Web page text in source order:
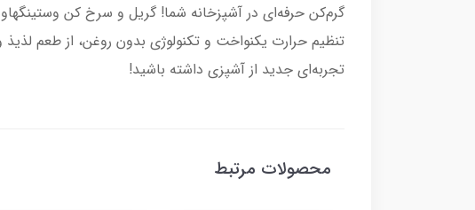
تنظیم حرارت یکنواخت و تکنولوژی بدون روغن، از طعم
تجربه‌ای جدید از آشپزی داشته باشید!
محصولات مرتبط